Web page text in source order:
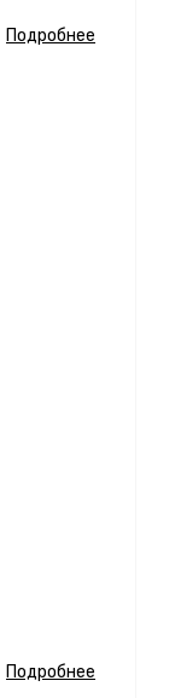
Подробнее
Подробнее